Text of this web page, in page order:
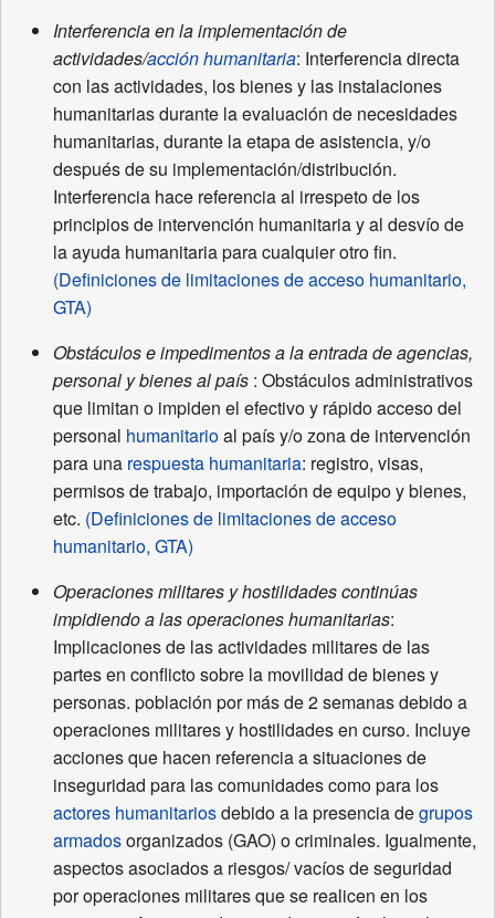
Interferencia en la implementación de
actividades/acción humanitaria: Interferencia directa
con las actividades, los bienes y las instalaciones
humanitarias durante la evaluación de necesidades
humanitarias, durante la etapa de asistencia, y/o
después de su implementación/distribución.
Interferencia hace referencia al irrespeto de los
principios de intervención humanitaria y al desvío de
la ayuda humanitaria para cualquier otro fin.
(Definiciones de limitaciones de acceso humanitario,
GTA)
Obstáculos e impedimentos a la entrada de agencias,
personal y bienes al país : Obstáculos administrativos
que limitan o impiden el efectivo y rápido acceso del
personal humanitarioal país y/o zona de intervención
para una respuesta humanitaria: registro, visas,
permisos de trabajo, importación de equipo y bienes,
etc. (Definiciones de limitaciones de acceso
humanitario, GTA)
Operaciones militares y hostilidades continúas
impidiendo a las operaciones humanitarias:
Implicaciones de las actividades militares de las
partes en conflicto sobre la movilidad de bienes y
personas. población por más de 2 semanas debido a
operaciones militares y hostilidades en curso. Incluye
acciones que hacen referencia a situaciones de
inseguridad para las comunidades como para los
actores humanitariosdebido a la presencia degrupos
armadosorganizados (GAO) o criminales. Igualmente,
aspectos asociados a riesgos/ vacíos de seguridad
por operaciones militares que se realicen en los